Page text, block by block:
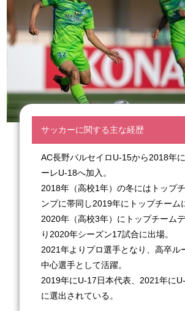
サッカーに関する主な経歴
AC長野パルセイロU-15から2018年
ーレU-18へ加入。
2018年（高校1年）の冬にはトップ
ンプに帯同し2019年にトップチーム
2020年（高校3年）にトップチーム
り2020年シーズン17試合に出場。
2021年よりプロ選手となり、高卒ル
中心選手として活躍。
2019年にU-17日本代表、2021年に
に選出されている。